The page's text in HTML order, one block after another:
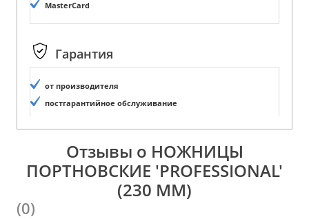
MasterCard
Гарантия
от производителя
постгарантийное обслуживание
Отзывы о НОЖНИЦЫ
ПОРТНОВСКИЕ 'PROFESSIONAL'
(230 ММ)
(0)